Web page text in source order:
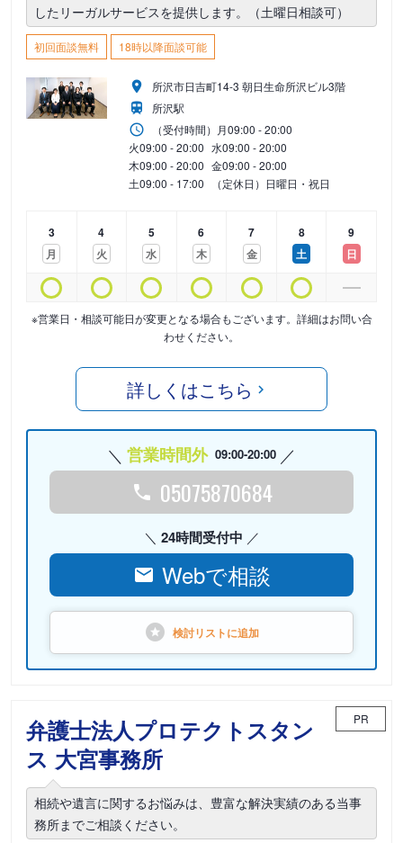
したリーガルサービスを提供します。（土曜日相談可）
初回面談無料 18時以降面談可能
所沢市日吉町14-3 朝日生命所沢ビル3階
所沢駅
（受付時間） 月09:00 - 20:00
火09:00 - 20:00 水09:00 - 20:00
木09:00 - 20:00 金09:00 - 20:00
土09:00 - 17:00 （定休日）日曜日・祝日
3
月
4
火
5
水
6
木
7
金
8
土
9
日
※営業日・相談可能日が変更となる場合もございます。詳細はお問い合
わせください。
詳しくはこちら
営業時間外 09:00-20:00
05075870684
24時間受付中
Webで相談
検討リストに追加
弁護士法人プロテクトスタン
ス 大宮事務所
PR
相続や遺言に関するお悩みは、豊富な解決実績のある当事
務所までご相談ください。